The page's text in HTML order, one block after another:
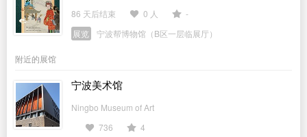
景
86 天后结束 0 人
-
展览
宁波帮博物馆（B区一层临展厅）
附近的展馆
宁波美术馆
Ningbo Museum of Art
736
4